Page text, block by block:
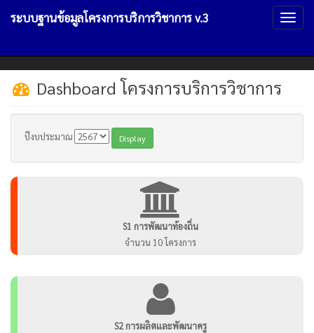
ระบบฐานข้อมูลโครงการบริการวิชาการ v.3
Dashboard โครงการบริการวิชาการ
ปีงบประมาณ
S1 การพัฒนาท้องถิ่น
จำนวน 10 โครงการ
S2 การผลิตและพัฒนาครู